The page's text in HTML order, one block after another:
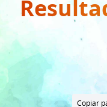
Copiar